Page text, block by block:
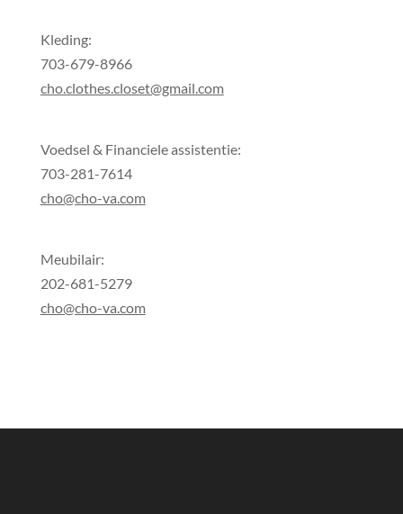
Kleding:
703-679-8966
cho.clothes.closet@gmail.com
Voedsel & Financiele assistentie:
703-281-7614
cho@cho-va.com
Meubilair:
202-681-5279
cho@cho-va.com